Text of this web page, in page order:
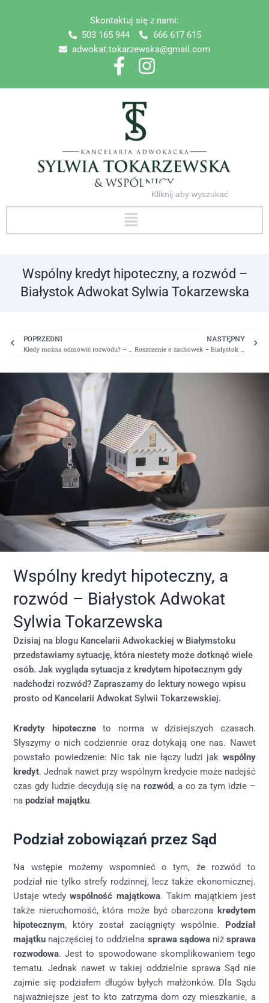
Skontaktuj się z nami:
503 165 944
666 617 615
adwokat.tokarzewska@gmail.com
Menu
Search
for:
Wspólny kredyt hipoteczny, a rozwód –
Białystok Adwokat Sylwia Tokarzewska
PrevPOPRZEDNI NASTĘPNY
Wspólny kredyt hipoteczny, a
rozwód – Białystok Adwokat
Sylwia Tokarzewska
Dzisiaj na blogu Kancelarii Adwokackiej w Białymstoku
przedstawiamy sytuację, która niestety może dotknąć wiele
osób. Jak wygląda sytuacja z kredytem hipotecznym gdy
nadchodzi rozwód? Zapraszamy do lektury nowego wpisu
prosto od Kancelarii Adwokat Sylwii Tokarzewskiej.
Kredyty hipoteczneto norma w dzisiejszych czasach.
Słyszymy o nich codziennie oraz dotykają one nas. Nawet
powstało powiedzenie: Nic tak nie łączy ludzi jak wspólny
kredyt. Jednak nawet przy wspólnym kredycie może nadejść
czas gdy ludzie decydują się na rozwód, a co za tym idzie –
napodział majątku.
Podział zobowiązań przez Sąd
Na wstępie możemy wspomnieć o tym, że rozwód to
podział nie tylko strefy rodzinnej, lecz także ekonomicznej.
Ustaje wtedywspólność majątkowa. Takim majątkiem jest
także nieruchomość, która może być obarczona
kredytem
hipotecznym, który został zaciągnięty wspólnie. Podział
majątku najczęściej to oddzielna sprawa sądowaniż sprawa
rozwodowa. Jest to spowodowane skomplikowaniem tego
tematu. Jednak nawet w takiej oddzielnie sprawa Sąd nie
zajmie się podziałem długów byłych małżonków. Dla Sądu
najważniejsze jest to kto zatrzyma dom czy mieszkanie, a